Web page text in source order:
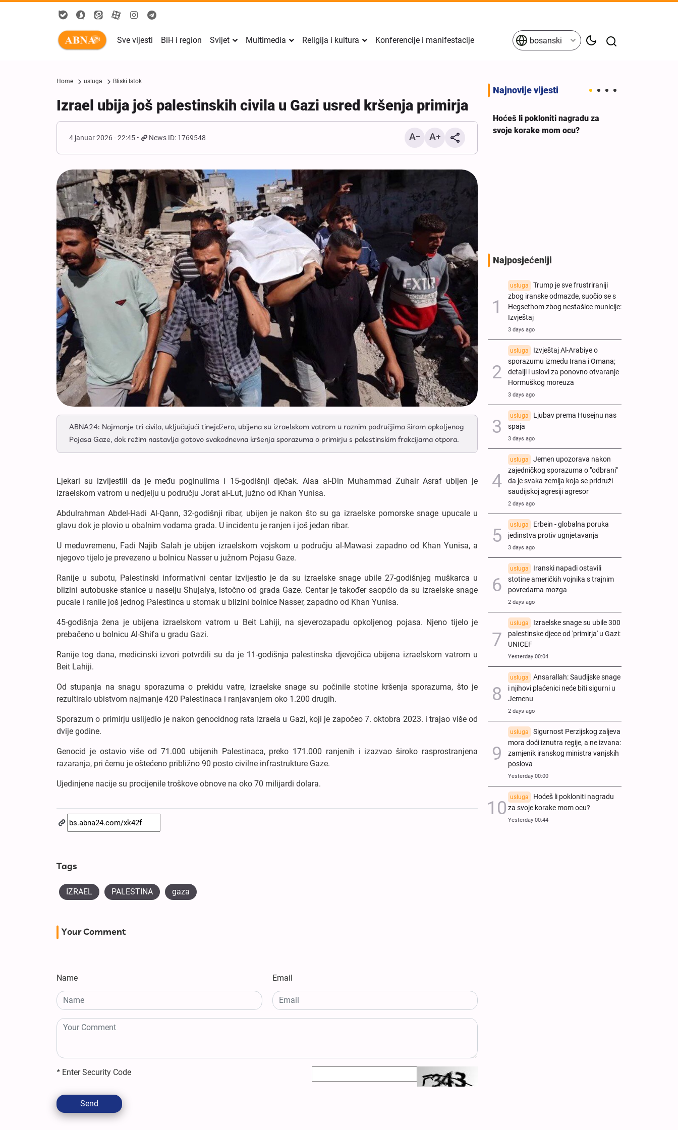
Sve vijesti BiH i region Svijet Multimedia Religija i kultura Konferencije i manifestacije bosanski
Home usluga Bliski Istok
Izrael ubija još palestinskih civila u Gazi usred kršenja primirja
4 januar 2026 - 22:45 News ID: 1769548
ABNA24: Najmanje tri civila, uključujući tinejdžera, ubijena su izraelskom vatrom u raznim područjima širom opkoljenog
Pojasa Gaze, dok režim nastavlja gotovo svakodnevna kršenja sporazuma o primirju s palestinskim frakcijama otpora.
Ljekari su izvijestili da je među poginulima i 15-godišnji dječak. Alaa al-Din Muhammad Zuhair Asraf ubijen je
izraelskom vatrom u nedjelju u području Jorat al-Lut, južno od Khan Yunisa.
Abdulrahman Abdel-Hadi Al-Qann, 32-godišnji ribar, ubijen je nakon što su ga izraelske pomorske snage upucale u
glavu dok je plovio u obalnim vodama grada. U incidentu je ranjen i još jedan ribar.
U međuvremenu, Fadi Najib Salah je ubijen izraelskom vojskom u području al-Mawasi zapadno od Khan Yunisa, a
njegovo tijelo je prevezeno u bolnicu Nasser u južnom Pojasu Gaze.
Ranije u subotu, Palestinski informativni centar izvijestio je da su izraelske snage ubile 27-godišnjeg muškarca u
blizini autobuske stanice u naselju Shujaiya, istočno od grada Gaze. Centar je također saopćio da su izraelske snage
pucale i ranile još jednog Palestinca u stomak u blizini bolnice Nasser, zapadno od Khan Yunisa.
45-godišnja žena je ubijena izraelskom vatrom u Beit Lahiji, na sjeverozapadu opkoljenog pojasa. Njeno tijelo je
prebačeno u bolnicu Al-Shifa u gradu Gazi.
Ranije tog dana, medicinski izvori potvrdili su da je 11-godišnja palestinska djevojčica ubijena izraelskom vatrom u
Beit Lahiji.
Od stupanja na snagu sporazuma o prekidu vatre, izraelske snage su počinile stotine kršenja sporazuma, što je
rezultiralo ubistvom najmanje 420 Palestinaca i ranjavanjem oko 1.200 drugih.
Sporazum o primirju uslijedio je nakon genocidnog rata Izraela u Gazi, koji je započeo 7. oktobra 2023. i trajao više od
dvije godine.
Genocid je ostavio više od 71.000 ubijenih Palestinaca, preko 171.000 ranjenih i izazvao široko rasprostranjena
razaranja, pri čemu je oštećeno približno 90 posto civilne infrastrukture Gaze.
Ujedinjene nacije su procijenile troškove obnove na oko 70 milijardi dolara.
Tags
IZRAEL PALESTINA gaza
Your Comment
Name Email
* Enter Security Code
Send
Najnovije vijesti
Sigurnost Perzijskog zaljeva
mora doći iznutra regije, a ne
izvana: zamjenik iranskog
ministra vanjskih poslova
Hoćeš li pokloniti nagradu za
svoje korake mom ocu?
Najposjećeniji
usluga
Trump je sve frustriraniji
zbog iranske odmazde, suočio se s
Hegsethom zbog nestašice municije:
Izvještaj
3 days ago
usluga
Izvještaj Al-Arabiye o
sporazumu između Irana i Omana;
detalji i uslovi za ponovno otvaranje
Hormuškog moreuza
3 days ago
usluga
Ljubav prema Husejnu nas
spaja
3 days ago
usluga
Jemen upozorava nakon
zajedničkog sporazuma o "odbrani"
da je svaka zemlja koja se pridruži
saudijskoj agresiji agresor
2 days ago
usluga
Erbein - globalna poruka
jedinstva protiv ugnjetavanja
3 days ago
usluga
Iranski napadi ostavili
stotine američkih vojnika s trajnim
povredama mozga
2 days ago
usluga
Izraelske snage su ubile 300
palestinske djece od 'primirja' u Gazi:
UNICEF
Yesterday 00:04
usluga
Ansarallah: Saudijske snage
i njihovi plaćenici neće biti sigurni u
Jemenu
2 days ago
usluga
Sigurnost Perzijskog zaljeva
mora doći iznutra regije, a ne izvana:
zamjenik iranskog ministra vanjskih
poslova
Yesterday 00:00
usluga
Hoćeš li pokloniti nagradu
za svoje korake mom ocu?
Yesterday 00:44